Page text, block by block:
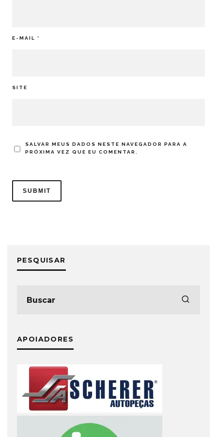
E-MAIL *
SITE
SALVAR MEUS DADOS NESTE NAVEGADOR PARA A
PRÓXIMA VEZ QUE EU COMENTAR.
PESQUISAR
APOIADORES